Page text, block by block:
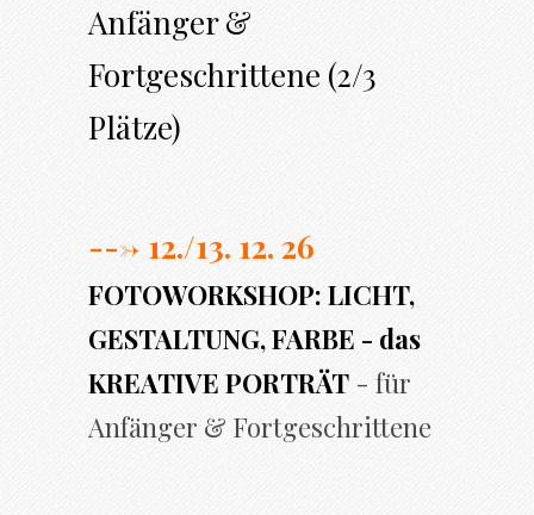
Anfänger &
Fortgeschrittene (2/3
Plätze)
---> 12./13. 12. 26
FOTOWORKSHOP: LICHT,
GESTALTUNG, FARBE - das
KREATIVE PORTRÄT - für
Anfänger & Fortgeschrittene